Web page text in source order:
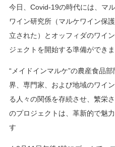
今日、Covid-19の時代には、マ
ワイン研究所（マルケワイン保
立された）とオッフィダのワイ
ジェクトを開始する準備ができま
“メイドインマルケ”の農産食品
界、専門家、および地域のワイ
る人々の関係を存続させ、繁栄
のプロジェクトは、革新的で魅
す